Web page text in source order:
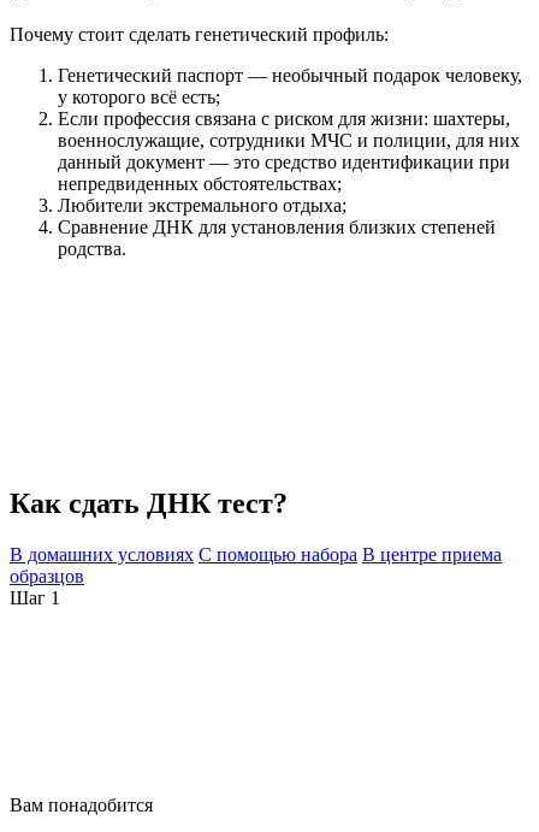
Почему стоит сделать генетический профиль:
Генетический паспорт — необычный подарок человеку,
у которого всё есть;
Если профессия связана с риском для жизни: шахтеры,
военнослужащие, сотрудники МЧС и полиции, для них
данный документ — это средство идентификации при
непредвиденных обстоятельствах;
Любители экстремального отдыха;
Сравнение ДНК для установления близких степеней
родства.
Как сдать ДНК тест?
В домашних условиях С помощью набора В центре приема
образцов
Шаг 1
Вам понадобится